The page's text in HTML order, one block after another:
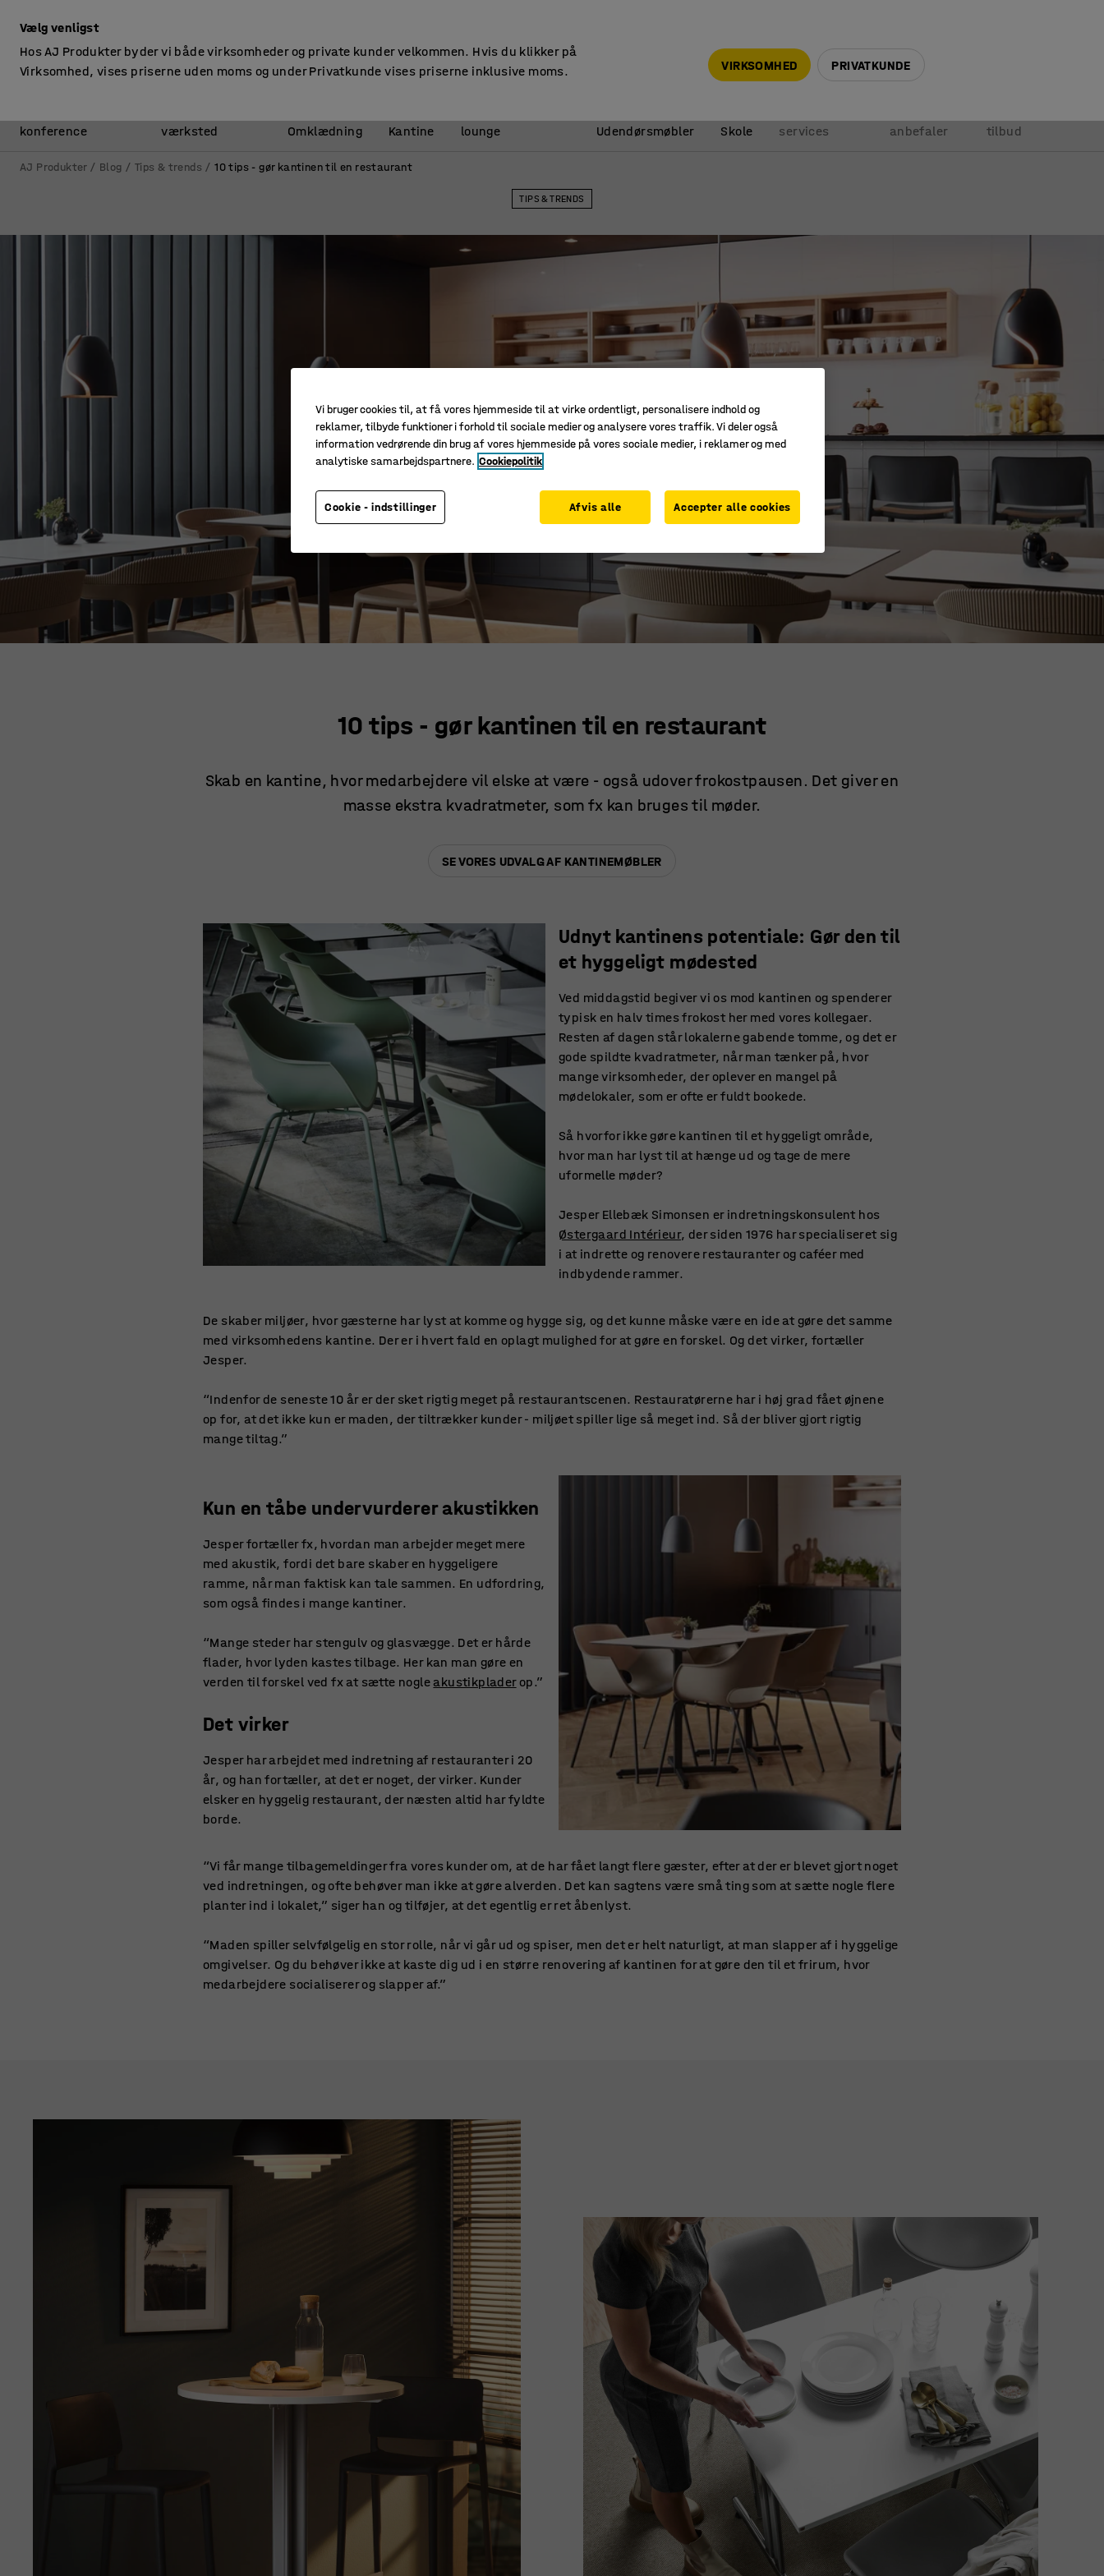
konference
værksted
Omklædning Kantine
lounge
Udendørsmøbler Skole
services
anbefaler
tilbud
AJ Produkter Blog Tips & trends 10 tips - gør kantinen til en restaurant
TIPS & TRENDS
10 tips - gør kantinen til en restaurant
Skab en kantine, hvor medarbejdere vil elske at være - også udover frokostpausen. Det giver en
masse ekstra kvadratmeter, som fx kan bruges til møder.
SE VORES UDVALG AF KANTINEMØBLER
Udnyt kantinens potentiale: Gør den til
et hyggeligt mødested
Ved middagstid begiver vi os mod kantinen og spenderer
typisk en halv times frokost her med vores kollegaer.
Resten af dagen står lokalerne gabende tomme, og det er
gode spildte kvadratmeter, når man tænker på, hvor
mange virksomheder, der oplever en mangel på
mødelokaler, som er ofte er fuldt bookede.
Så hvorfor ikke gøre kantinen til et hyggeligt område,
hvor man har lyst til at hænge ud og tage de mere
uformelle møder?
Jesper Ellebæk Simonsen er indretningskonsulent hos
Østergaard Intérieur, der siden 1976 har specialiseret sig
i at indrette og renovere restauranter og caféer med
indbydende rammer.
De skaber miljøer, hvor gæsterne har lyst at komme og hygge sig, og det kunne måske være en ide at gøre det samme
med virksomhedens kantine. Der er i hvert fald en oplagt mulighed for at gøre en forskel. Og det virker, fortæller
Jesper.
“Indenfor de seneste 10 år er der sket rigtig meget på restaurantscenen. Restauratørerne har i høj grad fået øjnene
op for, at det ikke kun er maden, der tiltrækker kunder - miljøet spiller lige så meget ind. Så der bliver gjort rigtig
mange tiltag.”
Kun en tåbe undervurderer akustikken
Jesper fortæller fx, hvordan man arbejder meget mere
med akustik, fordi det bare skaber en hyggeligere
ramme, når man faktisk kan tale sammen. En udfordring,
som også findes i mange kantiner.
“Mange steder har stengulv og glasvægge. Det er hårde
flader, hvor lyden kastes tilbage. Her kan man gøre en
verden til forskel ved fx at sætte nogle akustikpladerop.”
Det virker
Jesper har arbejdet med indretning af restauranter i 20
år, og han fortæller, at det er noget, der virker. Kunder
elsker en hyggelig restaurant, der næsten altid har fyldte
borde.
“Vi får mange tilbagemeldinger fra vores kunder om, at de har fået langt flere gæster, efter at der er blevet gjort noget
ved indretningen, og ofte behøver man ikke at gøre alverden. Det kan sagtens være små ting som at sætte nogle flere
planter ind i lokalet,” siger han og tilføjer, at det egentlig er ret åbenlyst.
“Maden spiller selvfølgelig en stor rolle, når vi går ud og spiser, men det er helt naturligt, at man slapper af i hyggelige
omgivelser. Og du behøver ikke at kaste dig ud i en større renovering af kantinen for at gøre den til et frirum, hvor
medarbejdere socialiserer og slapper af.”
Vælg venligst
Hos AJ Produkter byder vi både virksomheder og private kunder velkommen. Hvis du klikker på
Virksomhed, vises priserne uden moms og under Privatkunde vises priserne inklusive moms.
VIRKSOMHED PRIVATKUNDE
Vi bruger cookies til, at få vores hjemmeside til at virke ordentligt, personalisere indhold og
reklamer, tilbyde funktioner i forhold til sociale medier og analysere vores traffik. Vi deler også
information vedrørende din brug af vores hjemmeside på vores sociale medier, i reklamer og med
analytiske samarbejdspartnere. Cookiepolitik
Cookie - indstillinger Afvis alle Accepter alle cookies